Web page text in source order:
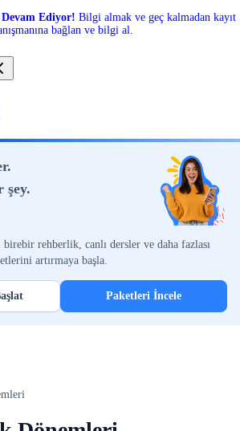
Ediyor! Bilgi almak ve geç kalmadan kayıt
bağlan ve bilgi al.
şey.
rehberlik, canlı dersler ve daha fazlası
artırmaya başla.
Paketleri İncele